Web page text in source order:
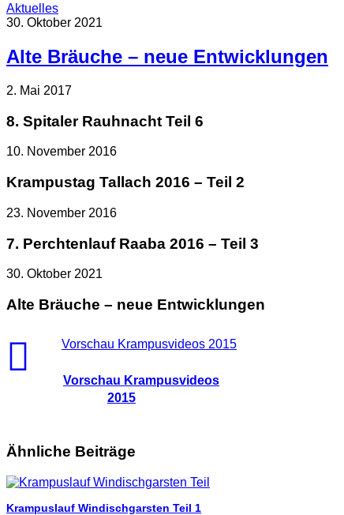
Aktuelles
30. Oktober 2021
Alte Bräuche – neue Entwicklungen
2. Mai 2017
8. Spitaler Rauhnacht Teil 6
10. November 2016
Krampustag Tallach 2016 – Teil 2
23. November 2016
7. Perchtenlauf Raaba 2016 – Teil 3
30. Oktober 2021
Alte Bräuche – neue Entwicklungen
Vorschau Krampusvideos 2015
Vorschau Krampusvideos
2015
Ähnliche Beiträge
Krampuslauf Windischgarsten Teil 1